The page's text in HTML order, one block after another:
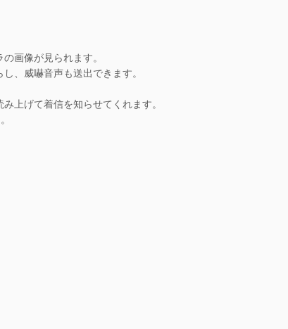
画像が見られます。
、威嚇音声も送出できます。
上げて着信を知らせてくれます。